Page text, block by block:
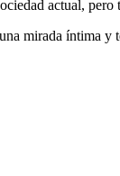
actual,
mirada íntima y